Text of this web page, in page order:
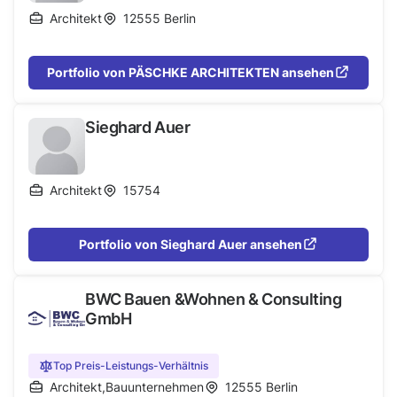
Architekt 12555 Berlin
Portfolio von PÄSCHKE ARCHITEKTEN ansehen
Sieghard Auer
Architekt 15754
Portfolio von Sieghard Auer ansehen
BWC Bauen &Wohnen & Consulting
GmbH
Top Preis-Leistungs-Verhältnis
Architekt,Bauunternehmen 12555 Berlin